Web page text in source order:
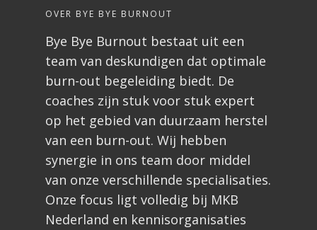
OVER BYE BYE BURNOUT
Bye Bye Burnout bestaat uit een
team van deskundigen dat optimale
burn-out begeleiding biedt. De
coaches zijn stuk voor stuk expert
op het gebied van duurzaam herstel
van een burn-out. Wij hebben
synergie in ons team door middel
van onze verschillende specialisaties.
Onze focus ligt volledig bij MKB
Nederland en kennisorganisaties